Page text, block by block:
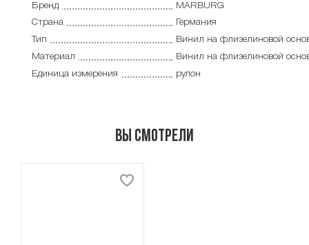
Бренд
MARBURG
Страна
Германия
Тип
Винил на флизелиновой
Материал
Винил на флизелиновой
Единица измерения
рулон
Вы смотрели